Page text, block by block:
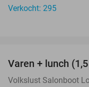
Verkocht: 295
Varen + lunch
Volkslust Salonboot